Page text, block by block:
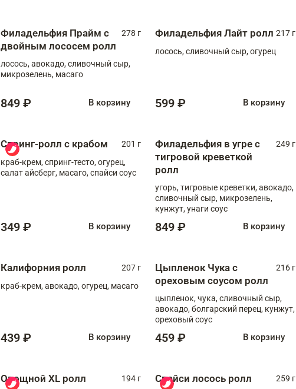
Филадельфия Прайм с
двойным лососем ролл
278 г
лосось, авокадо, сливочный сыр,
микрозелень, масаго
849 ₽ В корзину
Филадельфия Лайт ролл 217 г
лосось, сливочный сыр, огурец
599 ₽ В корзину
Спринг-ролл с крабом
201 г
краб-крем, спринг-тесто, огурец,
салат айсберг, масаго, спайси соус
349 ₽ В корзину
Филадельфия в угре с
тигровой креветкой
ролл
249 г
угорь, тигровые креветки, авокадо,
сливочный сыр, микрозелень,
кунжут, унаги соус
849 ₽ В корзину
Калифорния ролл
207 г
краб-крем, авокадо, огурец, масаго
439 ₽ В корзину
Цыпленок Чука с
ореховым соусом ролл
216 г
цыпленок, чука, сливочный сыр,
авокадо, болгарский перец, кунжут,
ореховый соус
459 ₽ В корзину
Овощной XL ролл 194 г Спайси лосось ролл 259 г